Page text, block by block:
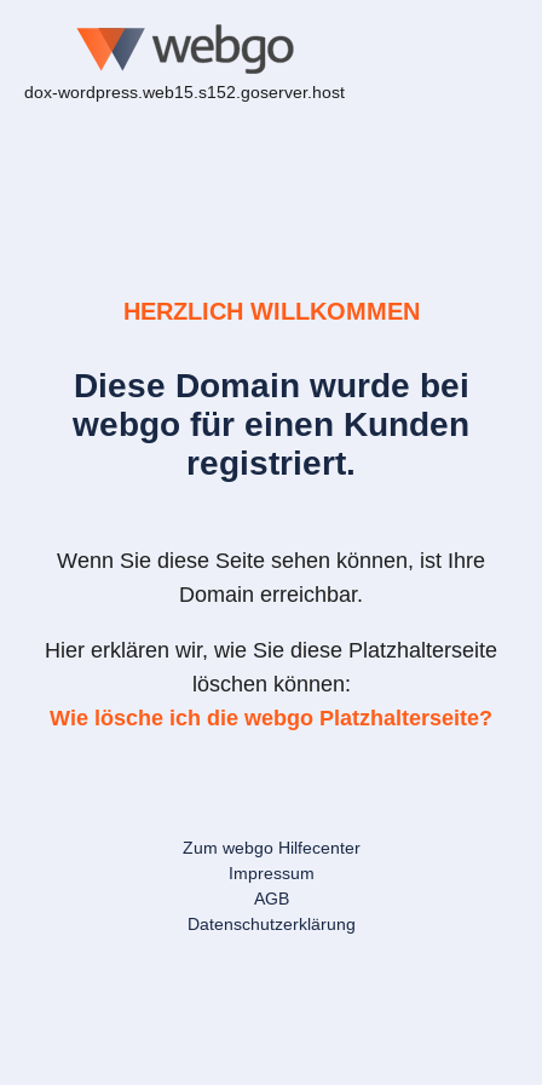
dox-wordpress.web15.s152.goserver.host
HERZLICH WILLKOMMEN
Diese Domain wurde bei
webgo für einen Kunden
registriert.
Wenn Sie diese Seite sehen können, ist Ihre
Domain erreichbar.
Hier erklären wir, wie Sie diese Platzhalterseite
löschen können:
Wie lösche ich die webgo Platzhalterseite?
Zum webgo Hilfecenter
Impressum
AGB
Datenschutzerklärung